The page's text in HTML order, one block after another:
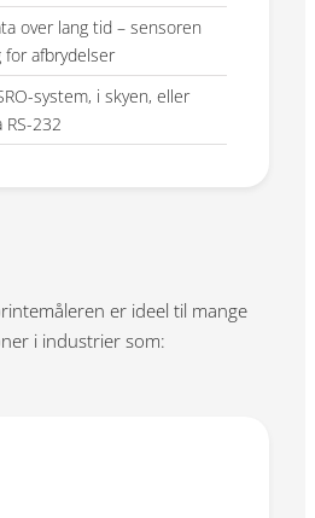
over lang tid – sensoren
for afbrydelser
system, i skyen, eller
232
er ideel til mange
i industrier som: